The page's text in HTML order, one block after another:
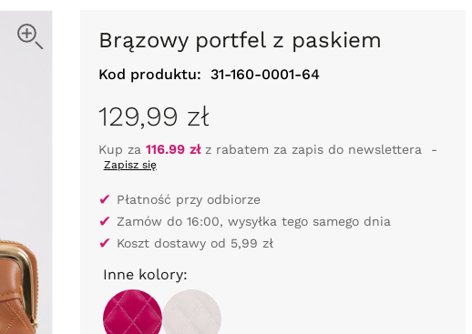
Brązowy portfel z paskiem
Kod produktu: 31-160-0001-64
129,99 zł
Kup za 116.99 złz rabatem za zapis do newslettera -
Zapisz się
✔ Płatność przy odbiorze
✔ Zamów do 16:00, wysyłka tego samego dnia
✔ Koszt dostawy od 5,99 zł
Inne kolory: